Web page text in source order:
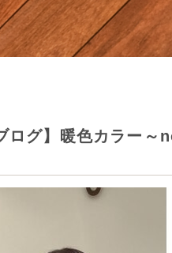
ブログ】暖色カラ